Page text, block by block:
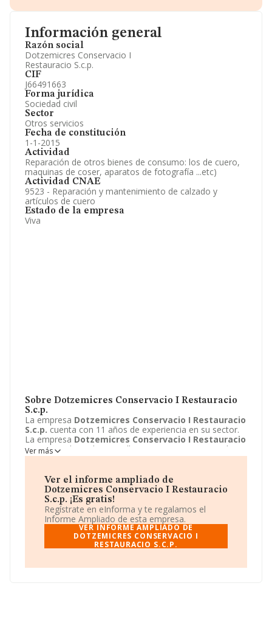
Información general
Razón social
Dotzemicres Conservacio I
Restauracio S.c.p.
CIF
J66491663
Forma jurídica
Sociedad civil
Sector
Otros servicios
Fecha de constitución
1-1-2015
Actividad
Reparación de otros bienes de consumo: los de cuero,
maquinas de coser, aparatos de fotografía ...etc)
Actividad CNAE
9523 - Reparación y mantenimiento de calzado y
artículos de cuero
Estado de la empresa
Viva
Sobre Dotzemicres Conservacio I Restauracio
S.c.p.
La empresa Dotzemicres Conservacio I Restauracio
S.c.p. cuenta con 11 años de experiencia en su sector.
La empresa Dotzemicres Conservacio I Restauracio
S.c.p.con domicilio en Calle Carme, 40 - 1 1, Barcelona,
Barcelona. Su principal actividad CNAE es 9523 -
cuero. La empresaDotzemicres Conservacio I
Restauracio S.c.p. está inscrita como Sociedad civil.
Ver más
Ver el informe ampliado de
Dotzemicres Conservacio I Restauracio
S.c.p. ¡Es gratis!
Regístrate en eInforma y te regalamos el
Informe Ampliado de esta empresa.
VER INFORME AMPLIADO DE
DOTZEMICRES CONSERVACIO I
RESTAURACIO S.C.P.
Accionistas.
Artículos de prensa publicados sobre la empresa.
Información oficial y registral complementaria.